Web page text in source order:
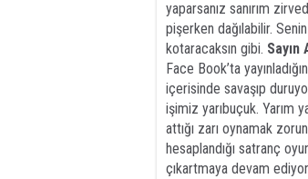
yaparsanız sanırım
pişerken dağılabilir.
kotaracaksın gibi. Sayın
Face Book’ta
içerisinde savaşıp
işimiz yarıbuçuk. Yarım
attığı zarı oynamak
hesaplandığı satranç
çıkartmaya devam